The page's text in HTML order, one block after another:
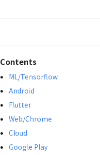
Contents
ML/Tensorflow
Android
Flutter
Web/Chrome
Cloud
Google Play